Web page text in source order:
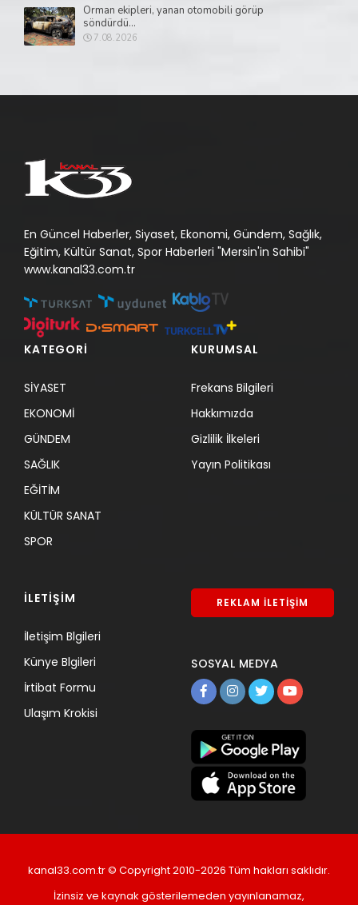
Orman ekipleri, yanan otomobili görüp
söndürdü...
7.08.2026
En Güncel Haberler, Siyaset, Ekonomi, Gündem, Sağlık,
Eğitim, Kültür Sanat, Spor Haberleri "Mersin'in Sahibi"
www.kanal33.com.tr
KATEGORİ
SİYASET
EKONOMİ
GÜNDEM
SAĞLIK
EĞİTİM
KÜLTÜR SANAT
SPOR
KURUMSAL
Frekans Bilgileri
Hakkımızda
Gizlilik İlkeleri
Yayın Politikası
İLETİŞİM
İletişim Blgileri
Künye Blgileri
İrtibat Formu
Ulaşım Krokisi
REKLAM İLETİŞİM
SOSYAL MEDYA
kanal33.com.tr © Copyright 2010-2026 Tüm hakları saklıdır.
İzinsiz ve kaynak gösterilemeden yayınlanamaz,